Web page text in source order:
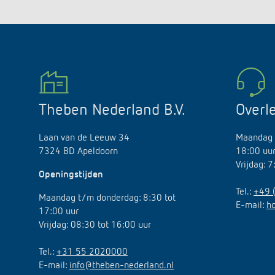
Theben Nederland B.V.
Laan van de Leeuw 34
7324 BD Apeldoorn
Openingstijden
Maandag t/m donderdag: 8:30 tot
17:00 uur
Vrijdag: 08:30 tot 16:00 uur
Tel.: +31 55 2020000
E-mail: info@theben-nederland.nl
18:00 uur
Vrijdag:
Tel.: +49
E-mail: